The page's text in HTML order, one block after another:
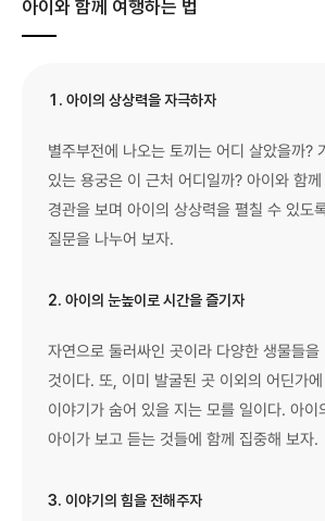
아이와 함께 여행하는 법
1. 아이의 상상력을 자극하자
별주부전에 나오는 토끼는 어디 살았을까?
있는 용궁은 이 근처 어디일까? 아이와 함
경관을 보며 아이의 상상력을 펼칠 수 있도
질문을 나누어 보자.
2. 아이의 눈높이로 시간을 즐기자
자연으로 둘러싸인 곳이라 다양한 생물들
것이다. 또, 이미 발굴된 곳 이외의 어딘가
이야기가 숨어 있을 지는 모를 일이다. 아이
아이가 보고 듣는 것들에 함께 집중해 보자.
3. 이야기의 힘을 전해주자